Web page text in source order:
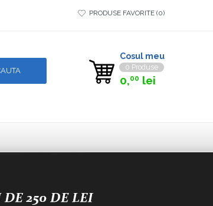
PRODUSE FAVORITE 0
Cosul meu
0 Produse
0,00 lei